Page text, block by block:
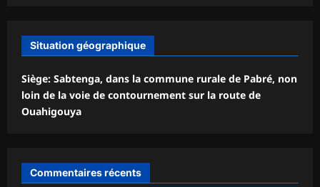
Situation géographique
Siège: Sabtenga, dans la commune rurale de Pabré, non
loin de la voie de contournement sur la route de
Ouahigouya
Commentaires récents